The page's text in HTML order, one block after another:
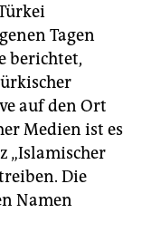
Tagen
berichtet,
auf den Ort
Medien ist es
„Islamischer
Die
Namen